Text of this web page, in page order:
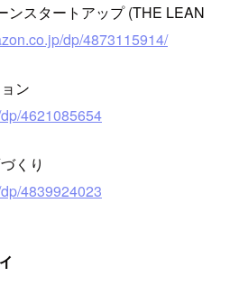
スタートアップ (THE LEAN
dp/4873115914/
ン
4621085654
くり
4839924023